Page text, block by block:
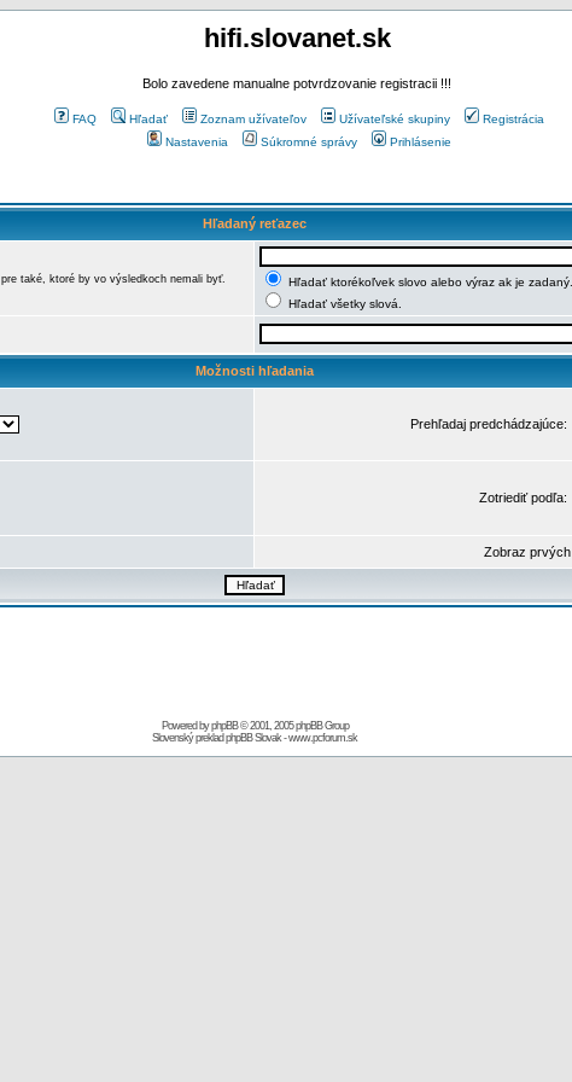
hifi.slovanet.sk
Bolo zavedene manualne potvrdzovanie registracii !!!
FAQ Hľadať Zoznam užívateľov Užívateľské skupiny
Registrácia
Nastavenia
Súkromné správy Prihlásenie
Hľadaný reťazec
pre také, ktoré by vo výsledkoch nemali byť.
Hľadať ktorékoľvek slovo alebo výraz ak je zadaný.
Hľadať všetky slová.
Možnosti hľadania
Prehľadaj predchádzajúce:
Zotriediť podľa:
Zobraz prvých
Powered byphpBB© 2001, 2005 phpBB Group
Slovenský preklad phpBB Slovak-www.pcforum.sk